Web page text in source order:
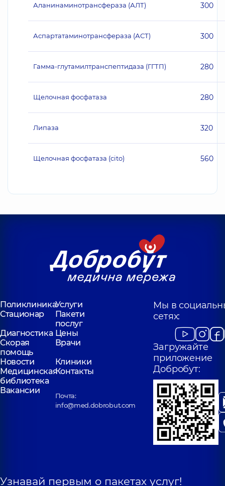
Аланинаминотрансфераза (АЛТ) 300
Аспартатаминотрансфераза (АСТ) 300
Гамма-глутамилтранспептидаза (ГГТП) 280
Щелочная фосфатаза 280
Липаза 320
Щелочная фосфатаза (cito) 560
ПоликлиникаУслуги
Стационар
Пакети
послуг
Диагностика Цены
Скорая
помощь
Врачи
Новости
Клиники
Медицинская
библиотека
Контакты
Вакансии
Почта:
info@med.dobrobut.com
Мы в
сетях:
Загружайте
приложение
Добробут:
Узнавай первым о пакетах услуг!